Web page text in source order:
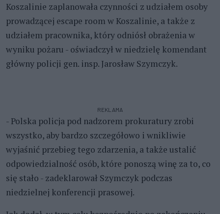
Koszalinie zaplanowała czynności z udziałem osoby
prowadzącej escape room w Koszalinie, a także z
udziałem pracownika, który odniósł obrażenia w
wyniku pożaru - oświadczył w niedzielę komendant
główny policji gen. insp. Jarosław Szymczyk.
REKLAMA
- Polska policja pod nadzorem prokuratury zrobi
wszystko, aby bardzo szczegółowo i wnikliwie
wyjaśnić przebieg tego zdarzenia, a także ustalić
odpowiedzialność osób, które ponoszą winę za to, co
się stało - zadeklarował Szymczyk podczas
niedzielnej konferencji prasowej.